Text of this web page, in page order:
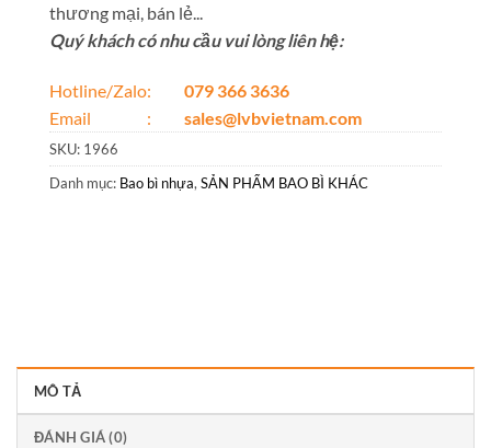
thương mại, bán lẻ...
Quý khách có nhu cầu vui lòng liên hệ:
Hotline/Zalo:
079 366 3636
Email :
sales@lvbvietnam.com
SKU: 1966
Danh mục: Bao bì nhựa, SẢN PHẨM BAO BÌ KHÁC
MÔ TẢ
ĐÁNH GIÁ (0)